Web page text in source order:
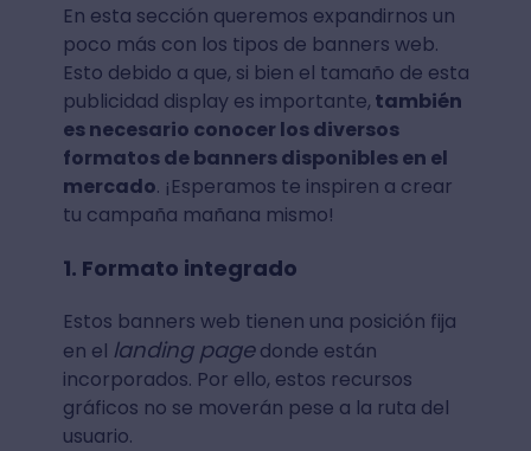
En esta sección queremos expandirnos un
poco más con los tipos de banners web.
Esto debido a que, si bien el tamaño de esta
publicidad display es importante, también
es necesario conocer los diversos
formatos de banners disponibles en el
mercado. ¡Esperamos te inspiren a crear
tu campaña mañana mismo!
1. Formato integrado
Estos banners web tienen una posición fija
en el landing pagedonde están
incorporados. Por ello, estos recursos
gráficos no se moverán pese a la ruta del
usuario.